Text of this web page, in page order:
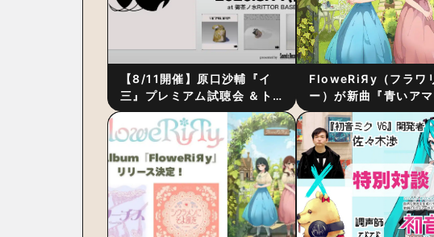
【8/11開催】原口沙輔『イ
三』プレミアム試聴会 ＆ト
ーク・セッション 〜完成直
後の“ピュアな原音体験”と制
作秘話
FloweRiЯy（フラワ
ー）が新曲『青いアマ
ス』をリリース！1st
ム詳細も発表